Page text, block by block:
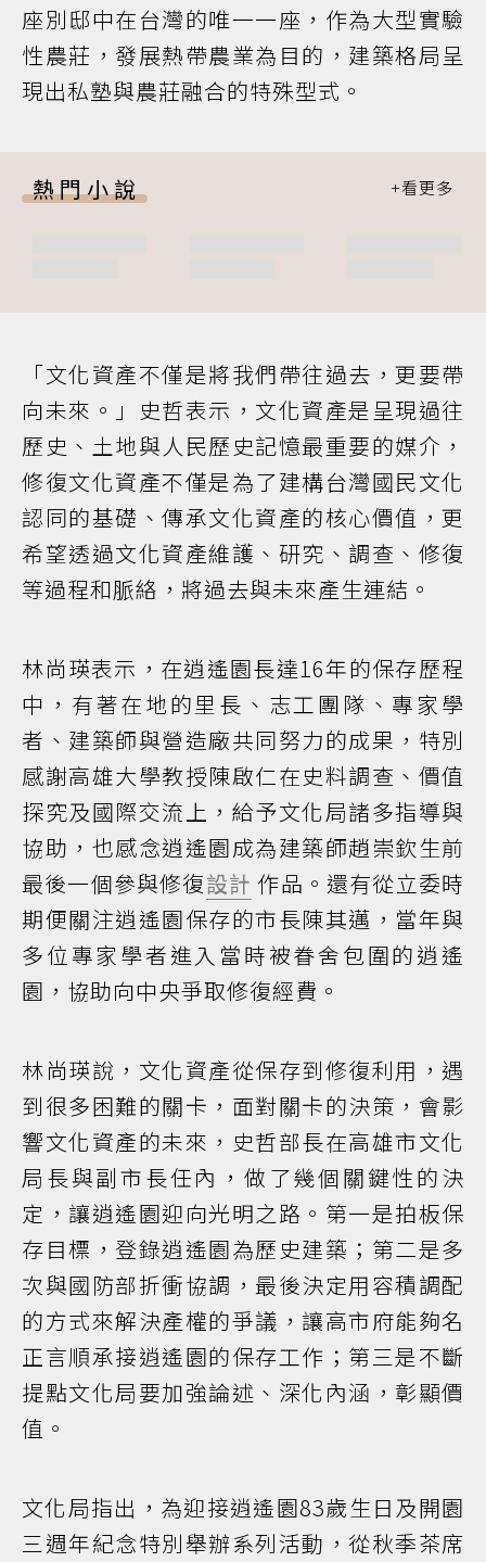
座別邸中在台灣的唯一一座，作為大型實驗
性農莊，發展熱帶農業為目的，建築格局呈
現出私塾與農莊融合的特殊型式。
熱門小說
「文化資產不僅是將我們帶往過去，更要帶
向未來。」史哲表示，文化資產是呈現過往
歷史、土地與人民歷史記憶最重要的媒介，
修復文化資產不僅是為了建構台灣國民文化
認同的基礎、傳承文化資產的核心價值，更
希望透過文化資產維護、研究、調查、修復
等過程和脈絡，將過去與未來產生連結。
林尚瑛表示，在逍遙園長達16年的保存歷程
中，有著在地的里長、志工團隊、專家學
者、建築師與營造廠共同努力的成果，特別
感謝高雄大學教授陳啟仁在史料調查、價值
探究及國際交流上，給予文化局諸多指導與
協助，也感念逍遙園成為建築師趙崇欽生前
最後一個參與修復設計 作品。還有從立委時
期便關注逍遙園保存的市長陳其邁，當年與
多位專家學者進入當時被眷舍包圍的逍遙
園，協助向中央爭取修復經費。
林尚瑛說，文化資產從保存到修復利用，遇
到很多困難的關卡，面對關卡的決策，會影
響文化資產的未來，史哲部長在高雄市文化
局長與副市長任內，做了幾個關鍵性的決
定，讓逍遙園迎向光明之路。第一是拍板保
存目標，登錄逍遙園為歷史建築；第二是多
次與國防部折衝協調，最後決定用容積調配
的方式來解決產權的爭議，讓高市府能夠名
正言順承接逍遙園的保存工作；第三是不斷
提點文化局要加強論述、深化內涵，彰顯價
值。
文化局指出，為迎接逍遙園83歲生日及開園
三週年紀念特別舉辦系列活動，從秋季茶席